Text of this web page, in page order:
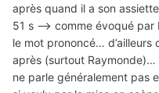
après quand il a son
51 s —> comme évoqué
le mot prononcé…
après (surtout Raymonde)…
ne parle généralement pas